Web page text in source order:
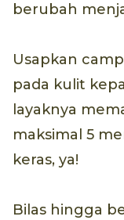
berubah
Usapkan
pada kulit
layaknya
maksimal 5
keras, ya!
Bilas hingga